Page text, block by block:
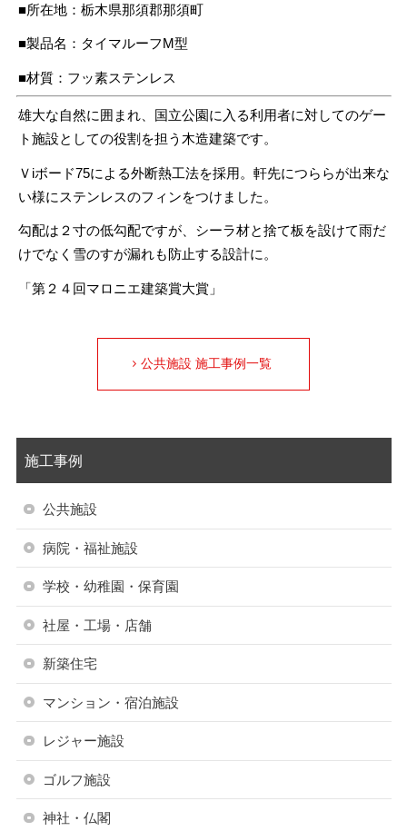
■所在地：栃木県那須郡那須町
■製品名：タイマルーフM型
■材質：フッ素ステンレス
雄大な自然に囲まれ、国立公園に入る利用者に対してのゲー
ト施設としての役割を担う木造建築です。
Ｖiボード75による外断熱工法を採用。軒先につららが出来な
い様にステンレスのフィンをつけました。
勾配は２寸の低勾配ですが、シーラ材と捨て板を設けて雨だ
けでなく雪のすが漏れも防止する設計に。
「第２４回マロニエ建築賞大賞」
公共施設 施工事例一覧
施工事例
公共施設
病院・福祉施設
学校・幼稚園・保育園
社屋・工場・店舗
新築住宅
マンション・宿泊施設
レジャー施設
ゴルフ施設
神社・仏閣